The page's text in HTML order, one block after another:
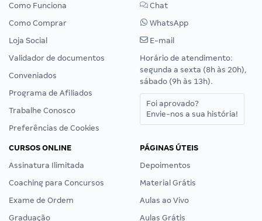
Como Funciona
Como Comprar
Loja Social
Validador de documentos
Conveniados
Programa de Afiliados
Trabalhe Conosco
Preferências de Cookies
Chat
WhatsApp
E-mail
Horário de atendimento:
segunda a sexta (8h às 20h),
sábado (9h às 13h).
Foi aprovado?
Envie-nos a sua história!
CURSOS ONLINE
Assinatura Ilimitada
Coaching para Concursos
Exame de Ordem
Graduação
PÁGINAS ÚTEIS
Depoimentos
Material Grátis
Aulas ao Vivo
Aulas Grátis